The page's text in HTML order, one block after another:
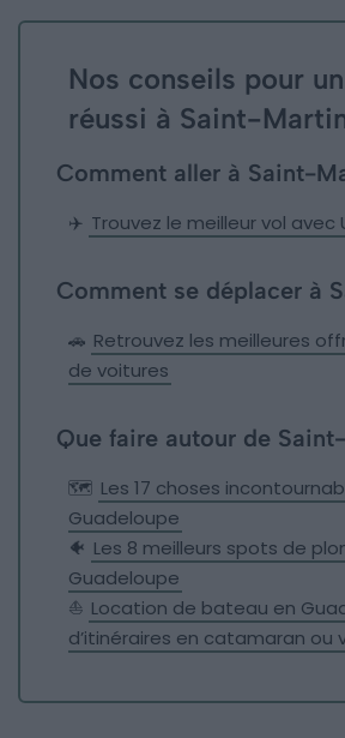
Nos conseils pour
réussi à Saint-
Comment aller à Saint-
✈️ Trouvez le meilleur vol avec
Comment se déplacer à
🚗 Retrouvez les meilleures
de voitures
Que faire autour de
🗺 Les 17 choses
Guadeloupe
🐠 Les 8 meilleurs spots de
Guadeloupe
⛵️ Location de bateau en
d’itinéraires en catamaran ou